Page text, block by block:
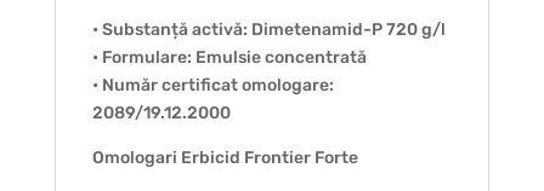
• Substanță activă: Dimetenamid-P 720 g/l
• Formulare: Emulsie concentrată
• Număr certificat omologare:
2089/19.12.2000
Omologari Erbicid Frontier Forte